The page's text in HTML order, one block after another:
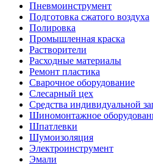
Пневмоинструмент
Подготовка сжатого воздуха
Полировка
Промышленная краска
Растворители
Расходные материалы
Ремонт пластика
Сварочное оборудование
Слесарный цех
Средства индивидуальной
Шиномонтажное
Шпатлевки
Шумоизоляция
Электроинструмент
Эмали